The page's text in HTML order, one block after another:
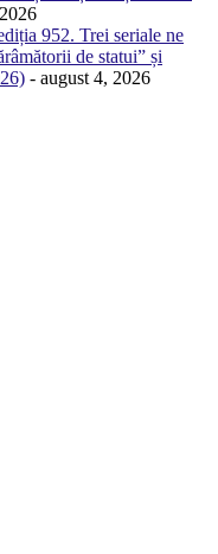
952. Trei seriale ne
de statui” și
- august 4, 2026